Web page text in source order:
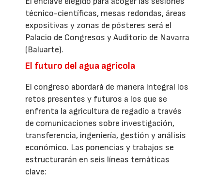
técnico-científicas, mesas redondas, áreas
expositivas y zonas de pósteres será el
Palacio de Congresos y Auditorio de Navarra
(Baluarte).
El futuro del agua agrícola
El congreso abordará de manera integral los
retos presentes y futuros a los que se
enfrenta la agricultura de regadío a través
de comunicaciones sobre investigación,
transferencia, ingeniería, gestión y análisis
económico. Las ponencias y trabajos se
estructurarán en seis líneas temáticas
clave: